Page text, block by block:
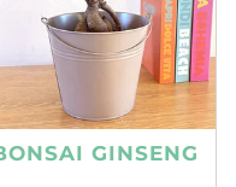
GINSENG